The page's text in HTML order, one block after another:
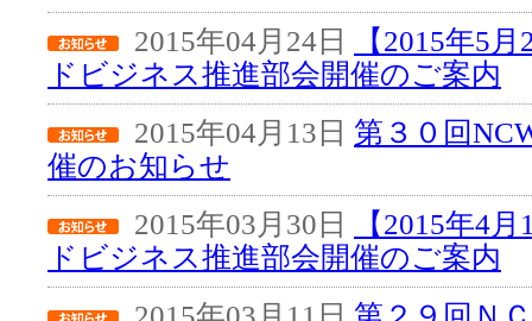
2015年04月24日
【2015年5
ドビジネス推進部会開催のご案内
2015年04月13日 第３０回
催のお知らせ
2015年03月30日
【2015年4
ドビジネス推進部会開催のご案内